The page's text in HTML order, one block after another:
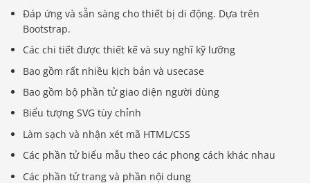
Đáp ứng và sẵn sàng cho thiết bị di động. Dựa trên
Bootstrap.
Các chi tiết được thiết kế và suy nghĩ kỹ lưỡng
Bao gồm rất nhiều kịch bản và usecase
Bao gồm bộ phần tử giao diện người dùng
Biểu tượng SVG tùy chỉnh
Làm sạch và nhận xét mã HTML/CSS
Các phần tử biểu mẫu theo các phong cách khác nhau
Các phần tử trang và phần nội dung